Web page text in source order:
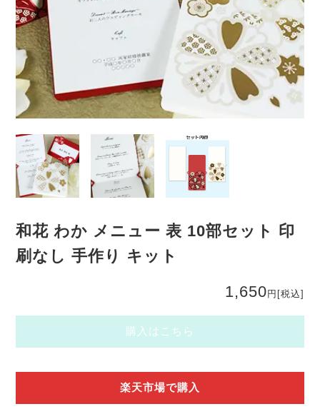
和花 わか メニュー 表 10部セット 印
刷なし 手作り キット
1,650 円 [税込]
購入はこちら
楽天市場で購入